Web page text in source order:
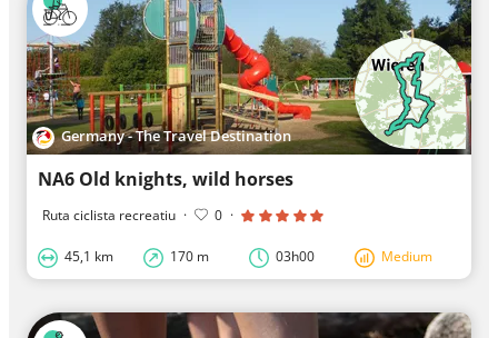
Germany - The Travel Destination
NA6 Old knights, wild horses
Ruta ciclista recreatiu · 0 ·
45,1 km 170 m 03h00 Medium